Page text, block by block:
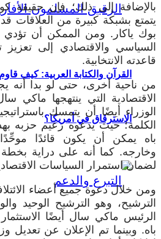
القرآن والكتابة العربية: كيف
الاسترقاق في أمريكا؟
بالإضافة إلى ذلك؛ فإن حقيقة
يتمتع بشبكة كبيرة من العلاقات قد
بوك ياكار. ومن الممكن أن
السياسي والاقتصادي إلى
قاعدته الانتخابية.
من ناحية أخرى، حتى لو بدا أنه
الاقتصادية التي ينتهجها
الوزراء أيضًا أن يتمسك
الكلمة؛ حيث يدعوه زعيم حزبه
باه يمكن أن يكون قائدًا
لضمان استمرار السياسات
ومن خلال دعوة جميع أعضاء
الترشيح، وهو الترشيح الوحيد
الرئيس ماكي سال أيضًا
باه. وبينما تم الإعلان عن تعديل